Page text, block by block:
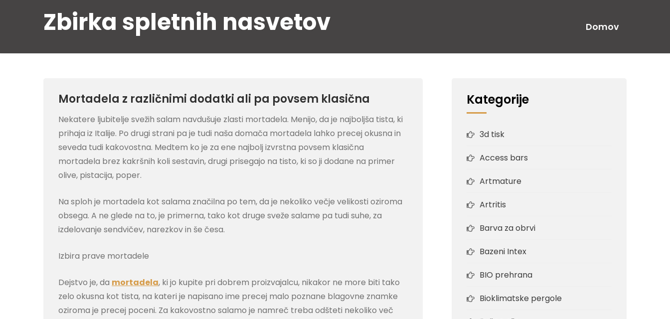
Zbirka spletnih nasvetov Domov
Mortadela z različnimi dodatki ali pa povsem klasična
Nekatere ljubitelje svežih salam navdušuje zlasti mortadela. Menijo, da je najboljša tista, ki
prihaja iz Italije. Po drugi strani pa je tudi naša domača mortadela lahko precej okusna in
seveda tudi kakovostna. Medtem ko je za ene najbolj izvrstna povsem klasična
mortadela brez kakršnih koli sestavin, drugi prisegajo na tisto, ki so ji dodane na primer
olive, pistacija, poper.
Na sploh je mortadela kot salama značilna po tem, da je nekoliko večje velikosti oziroma
obsega. A ne glede na to, je primerna, tako kot druge sveže salame pa tudi suhe, za
izdelovanje sendvičev, narezkov in še česa.
Izbira prave mortadele
Dejstvo je, da mortadela, ki jo kupite pri dobrem proizvajalcu, nikakor ne more biti tako
zelo okusna kot tista, na kateri je napisano ime precej malo poznane blagovne znamke
oziroma je precej poceni. Za kakovostno salamo je namreč treba odšteti nekoliko več
Kategorije
3d tisk
Access bars
Artmature
Artritis
Barva za obrvi
Bazeni Intex
BIO prehrana
Bioklimatske pergole